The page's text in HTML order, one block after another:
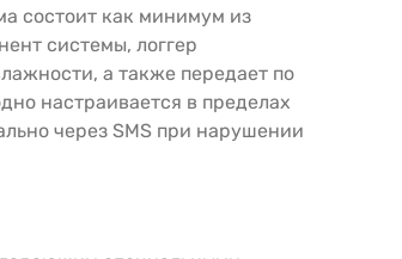
состоит как минимум из
системы, логгер
а также передает по
настраивается в пределах
через SMS при нарушении